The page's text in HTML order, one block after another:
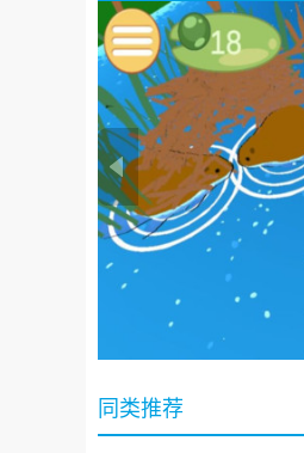
同类推荐